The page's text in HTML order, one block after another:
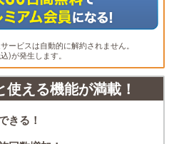
ービスは自動的に解約されません。
)が発生します。
える機能が満載！
きる！